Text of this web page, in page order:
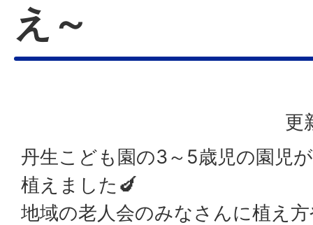
え～
更
丹生こども園の3～5歳児の園児
植えました🍆
地域の老人会のみなさんに植え